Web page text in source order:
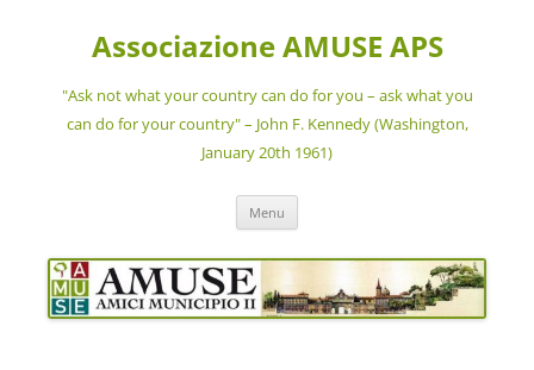
Associazione AMUSE APS
"Ask not what your country can do for you – ask what you
can do for your country" – John F. Kennedy (Washington,
January 20th 1961)
Menu